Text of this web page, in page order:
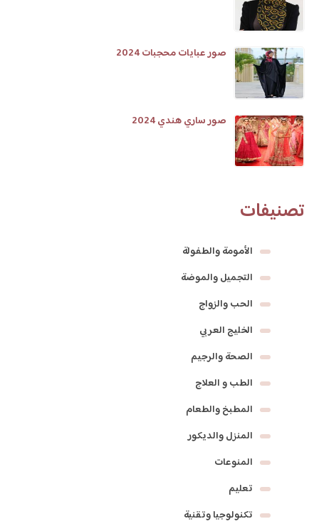
صور عبايات محجبات 2024
صور ساري هندي 2024
تصنيفات
الأمومة والطفولة
التجميل والموضة
الحب والزواج
الخليج العربي
الصحة والرجيم
الطب و العلاج
المطبخ والطعام
المنزل والديكور
المنوعات
تعليم
تكنولوجيا وتقنية